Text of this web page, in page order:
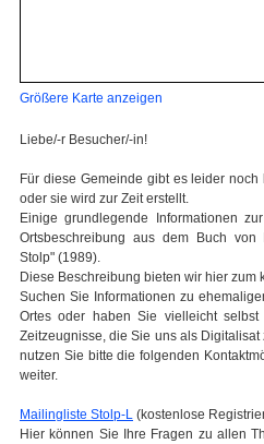
Größere Karte anzeigen
Liebe/-r Besucher/-in!
Für diese Gemeinde gibt es leider
oder sie wird zur Zeit erstellt.
Einige grundlegende Informationen
Ortsbeschreibung aus dem Buch
Stolp" (1989).
Diese Beschreibung bieten wir hier zum
Suchen Sie Informationen zu
Ortes oder haben Sie vielleicht selbst
Zeitzeugnisse, die Sie uns als
nutzen Sie bitte die folgenden
weiter.
Mailingliste Stolp-L (kostenlose
Hier können Sie Ihre Fragen zu allen